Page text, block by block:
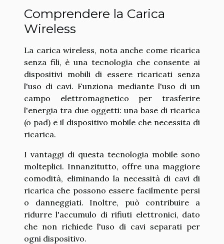
Comprendere la Carica
Wireless
La carica wireless, nota anche come ricarica
senza fili, è una tecnologia che consente ai
dispositivi mobili di essere ricaricati senza
l'uso di cavi. Funziona mediante l'uso di un
campo elettromagnetico per trasferire
l'energia tra due oggetti: una base di ricarica
(o pad) e il dispositivo mobile che necessita di
ricarica.
I vantaggi di questa tecnologia mobile sono
molteplici. Innanzitutto, offre una maggiore
comodità, eliminando la necessità di cavi di
ricarica che possono essere facilmente persi
o danneggiati. Inoltre, può contribuire a
ridurre l'accumulo di rifiuti elettronici, dato
che non richiede l'uso di cavi separati per
ogni dispositivo.